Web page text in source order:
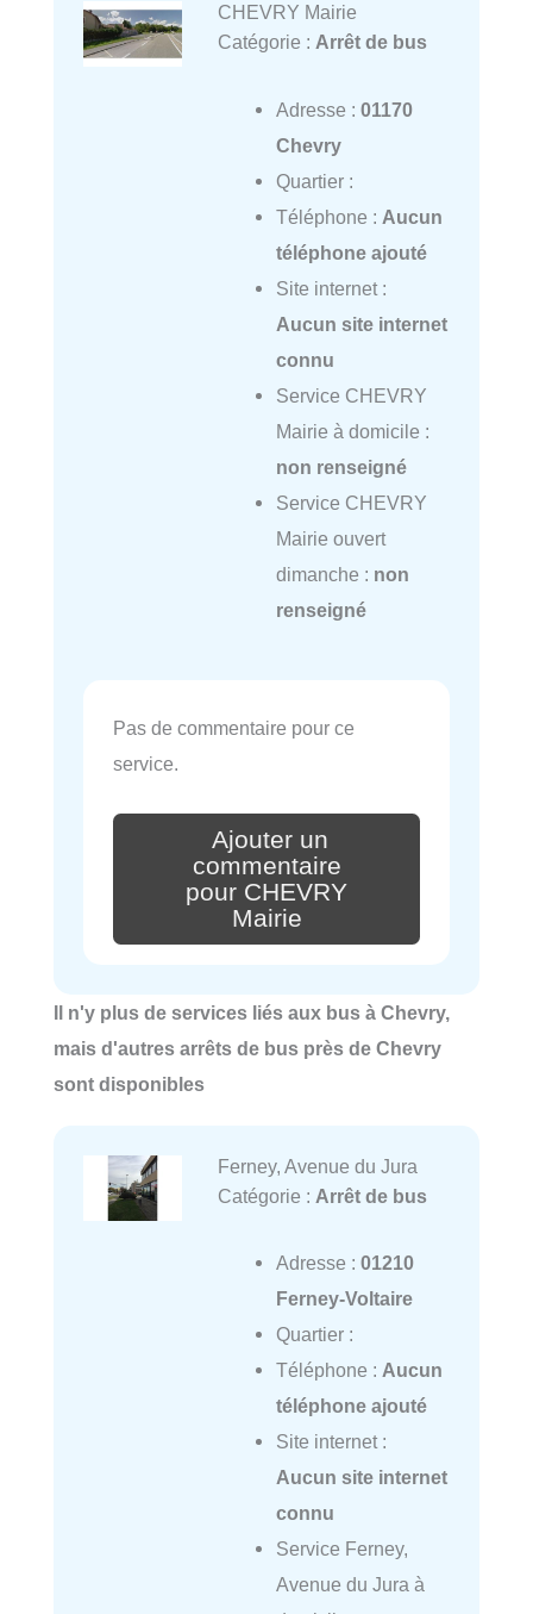
CHEVRY Mairie
Catégorie : Arrêt de bus
Adresse : 01170
Chevry
Quartier :
Téléphone : Aucun
téléphone ajouté
Site internet :
Aucun site internet
connu
Service CHEVRY
Mairie à domicile :
non renseigné
Service CHEVRY
Mairie ouvert
dimanche : non
renseigné
Pas de commentaire pour ce
service.
Ajouter un
commentaire
pour CHEVRY
Mairie
Il n'y plus de services liés aux bus à Chevry,
mais d'autres arrêts de bus près de Chevry
sont disponibles
Ferney, Avenue du Jura
Catégorie : Arrêt de bus
Adresse : 01210
Ferney-Voltaire
Quartier :
Téléphone : Aucun
téléphone ajouté
Site internet :
Aucun site internet
connu
Service Ferney,
Avenue du Jura à